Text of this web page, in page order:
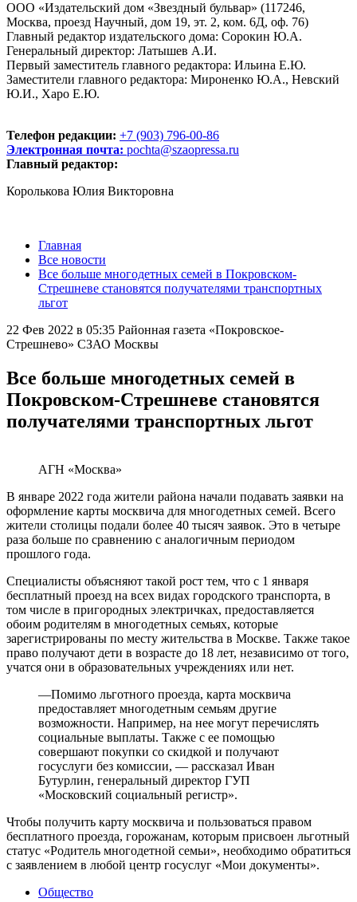
ООО «Издательский дом «Звездный бульвар» (117246,
Москва, проезд Научный, дом 19, эт. 2, ком. 6Д, оф. 76)
Главный редактор издательского дома: Сорокин Ю.А.
Генеральный директор: Латышев А.И.
Первый заместитель главного редактора: Ильина Е.Ю.
Заместители главного редактора: Мироненко Ю.А., Невский
Ю.И., Харо Е.Ю.
Телефон редакции: +7 (903) 796-00-86
Электронная почта: pochta@szaopressa.ru
Главный редактор:
Королькова Юлия Викторовна
Главная
Все новости
Все больше многодетных семей в Покровском-
Стрешневе становятся получателями транспортных
льгот
22 Фев 2022 в 05:35 Районная газета «Покровское-
Стрешнево» СЗАО Москвы
Все больше многодетных семей в
Покровском-Стрешневе становятся
получателями транспортных льгот
АГН «Москва»
В январе 2022 года жители района начали подавать заявки на
оформление карты москвича для многодетных семей. Всего
жители столицы подали более 40 тысяч заявок. Это в четыре
раза больше по сравнению с аналогичным периодом
прошлого года.
Специалисты объясняют такой рост тем, что с 1 января
бесплатный проезд на всех видах городского транспорта, в
том числе в пригородных электричках, предоставляется
обоим родителям в многодетных семьях, которые
зарегистрированы по месту жительства в Москве. Также такое
право получают дети в возрасте до 18 лет, независимо от того,
учатся они в образовательных учреждениях или нет.
—Помимо льготного проезда, карта москвича
предоставляет многодетным семьям другие
возможности. Например, на нее могут перечислять
социальные выплаты. Также с ее помощью
совершают покупки со скидкой и получают
госуслуги без комиссии, — рассказал Иван
Бутурлин, генеральный директор ГУП
«Московский социальный регистр».
Чтобы получить карту москвича и пользоваться правом
бесплатного проезда, горожанам, которым присвоен льготный
статус «Родитель многодетной семьи», необходимо обратиться
с заявлением в любой центр госуслуг «Мои документы».
Общество